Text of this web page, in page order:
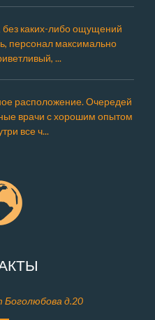
без каких-либо ощущений
персонал максимально
...
расположение. Очередей
врачи с хорошим опытом
все ч...
Боголюбова д.20